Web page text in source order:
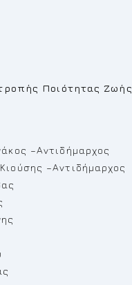
Ποιότητας Ζωής
–Αντιδήμαρχος
–Αντιδήμαρχος